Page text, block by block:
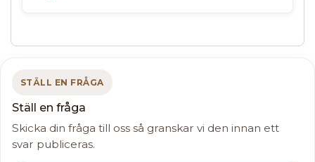
STÄLL EN FRÅGA
Ställ en fråga
Skicka din fråga till oss så granskar vi den innan ett
svar publiceras.